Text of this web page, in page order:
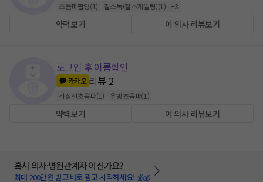
초음파촬영(1) 질소독(질스케일링)(1 ) +3
약력보기 이 의사 리뷰보기
로그인 후 이름확인
카카오 리뷰 2
갑상선초음파(1 ) 유방초음파(1 )
약력보기 이 의사 리뷰보기
혹시 의사·병원관계자 이신가요?
최대 200만원 받고 바로 광고 시작하세요! 💰💰